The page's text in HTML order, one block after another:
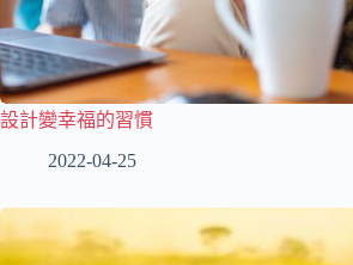
設計變幸福的習慣
2022-04-25